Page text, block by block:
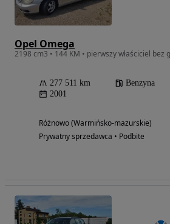
Opel Omega
277 511 km Benzyna
2001
Różnowo (Warmińsko-mazurskie)
Prywatny sprzedawca • Podbite